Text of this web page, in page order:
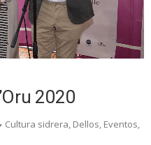
2020
Cultura sidrera, Dellos, Eventos,